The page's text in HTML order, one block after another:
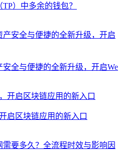
）中多余的钱包？
全与便捷的全新升级，开启We
启区块链应用的新入口